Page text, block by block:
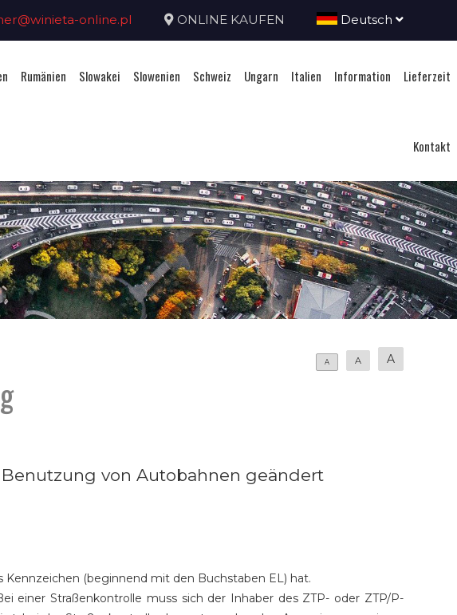
online.pl ONLINE KAUFEN Deutsch
Rumänien Slowakei Slowenien Schweiz Ungarn Italien Information Lieferzeit
Kontakt
A A A
von Autobahnen geändert
Kennzeichen (beginnend mit den Buchstaben EL) hat.
einer Straßenkontrolle muss sich der Inhaber des ZTP- oder ZTP/P-